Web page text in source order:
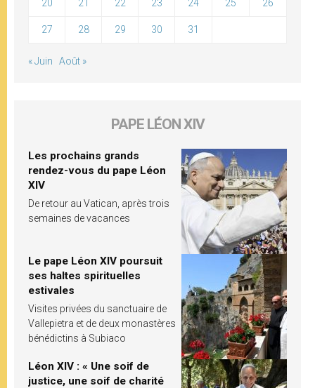
20 21 22 23 24 25 26
27 28 29 30 31
« Juin Août »
PAPE LÉON XIV
Les prochains grands
rendez-vous du pape Léon
XIV
De retour au Vatican, après trois
semaines de vacances
Le pape Léon XIV poursuit
ses haltes spirituelles
estivales
Visites privées du sanctuaire de
Vallepietra et de deux monastères
bénédictins à Subiaco
Léon XIV : « Une soif de
justice, une soif de charité